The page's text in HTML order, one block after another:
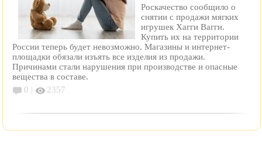
Роскачество сообщило о
снятии с продажи мягких
игрушек Хагги Вагги.
Купить их на территории
России теперь будет невозможно. Магазины и интернет-
площадки обязали изъять все изделия из продажи.
Причинами стали нарушения при производстве и опасные
вещества в составе.
0 |
2357